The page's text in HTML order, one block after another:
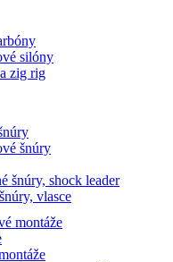
silóny
zig rig
šnúry
šnúry, shock leader
vlasce
montáže